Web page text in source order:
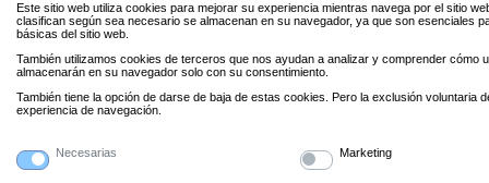
Este sitio web utiliza cookies para mejorar su experiencia mientras navega por el sitio
clasifican según sea necesario se almacenan en su navegador, ya que son esenciales
básicas del sitio web.
También utilizamos cookies de terceros que nos ayudan a analizar y comprender cómo
almacenarán en su navegador solo con su consentimiento.
También tiene la opción de darse de baja de estas cookies. Pero la exclusión voluntaria
experiencia de navegación.
Necesarias Marketing